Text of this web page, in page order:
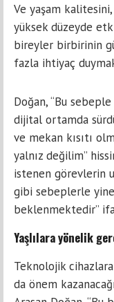
Ve yaşam
yüksek düzeyde
bireyler birbirinin
fazla ihtiyaç
Doğan, “Bu
dijital ortamda
ve mekan kısıtı
yalnız değilim”
istenen görevlerin
gibi sebeplerle
beklenmektedir”
Yaşlılara yönelik
Teknolojik
da önem